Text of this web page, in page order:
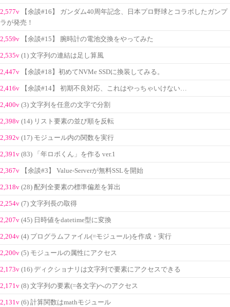
2,577v
【余談#16】 ガンダム40周年記念、日本プロ野球とコラボしたガンプ
ラが発売！
2,559v 【余談#15】 腕時計の電池交換をやってみた
2,535v (1) 文字列の連結は足し算風
2,447v 【余談#18】初めてNVMe SSDに換装してみる。
2,416v 【余談#14】 初期不良対応、これはやっちゃいけない…
2,400v (3) 文字列を任意の文字で分割
2,398v (14) リスト要素の並び順を反転
2,392v (17) モジュール内の関数を実行
2,391v (83) 「年ロボくん」を作る ver.1
2,367v 【余談#3】 Value-Serverが無料SSLを開始
2,318v (28) 配列全要素の標準偏差を算出
2,254v (7) 文字列長の取得
2,207v (45) 日時値をdatetime型に変換
2,204v (4) プログラムファイル(=モジュール)を作成・実行
2,200v (5) モジュールの属性にアクセス
2,173v (16) ディクショナリは文字列で要素にアクセスできる
2,171v (8) 文字列の要素(=各文字)へのアクセス
2,131v (6) 計算関数はmathモジュール